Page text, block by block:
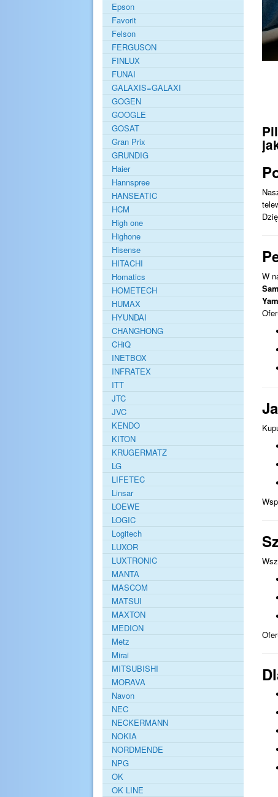
W
Epson
Favorit
Felson
FERGUSON
FINLUX
FUNAI
GALAXIS=GALAXI
GOGEN
GOOGLE
GOSAT
Gran Prix
GRUNDIG
Haier
Hannspree
HANSEATIC
HCM
High one
Highone
Hisense
HITACHI
Homatics
HOMETECH
HUMAX
HYUNDAI
CHANGHONG
CHiQ
INETBOX
INFRATEX
ITT
JTC
JVC
KENDO
KITON
KRUGERMATZ
LG
LIFETEC
Linsar
LOEWE
LOGIC
Logitech
LUXOR
LUXTRONIC
MANTA
MASCOM
MATSUI
MAXTON
MEDION
Metz
Mirai
MITSUBISHI
MORAVA
Navon
NEC
NECKERMANN
NOKIA
NORDMENDE
NPG
OK
OK LINE